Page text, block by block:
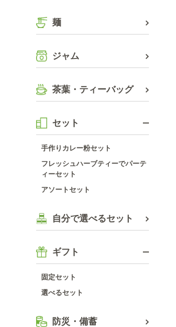
麺
ジャム
茶葉・ティーバッグ
セット
手作りカレー粉セット
フレッシュハーブティーでパーテ
ィーセット
アソートセット
自分で選べるセット
ギフト
固定セット
選べるセット
防災・備蓄